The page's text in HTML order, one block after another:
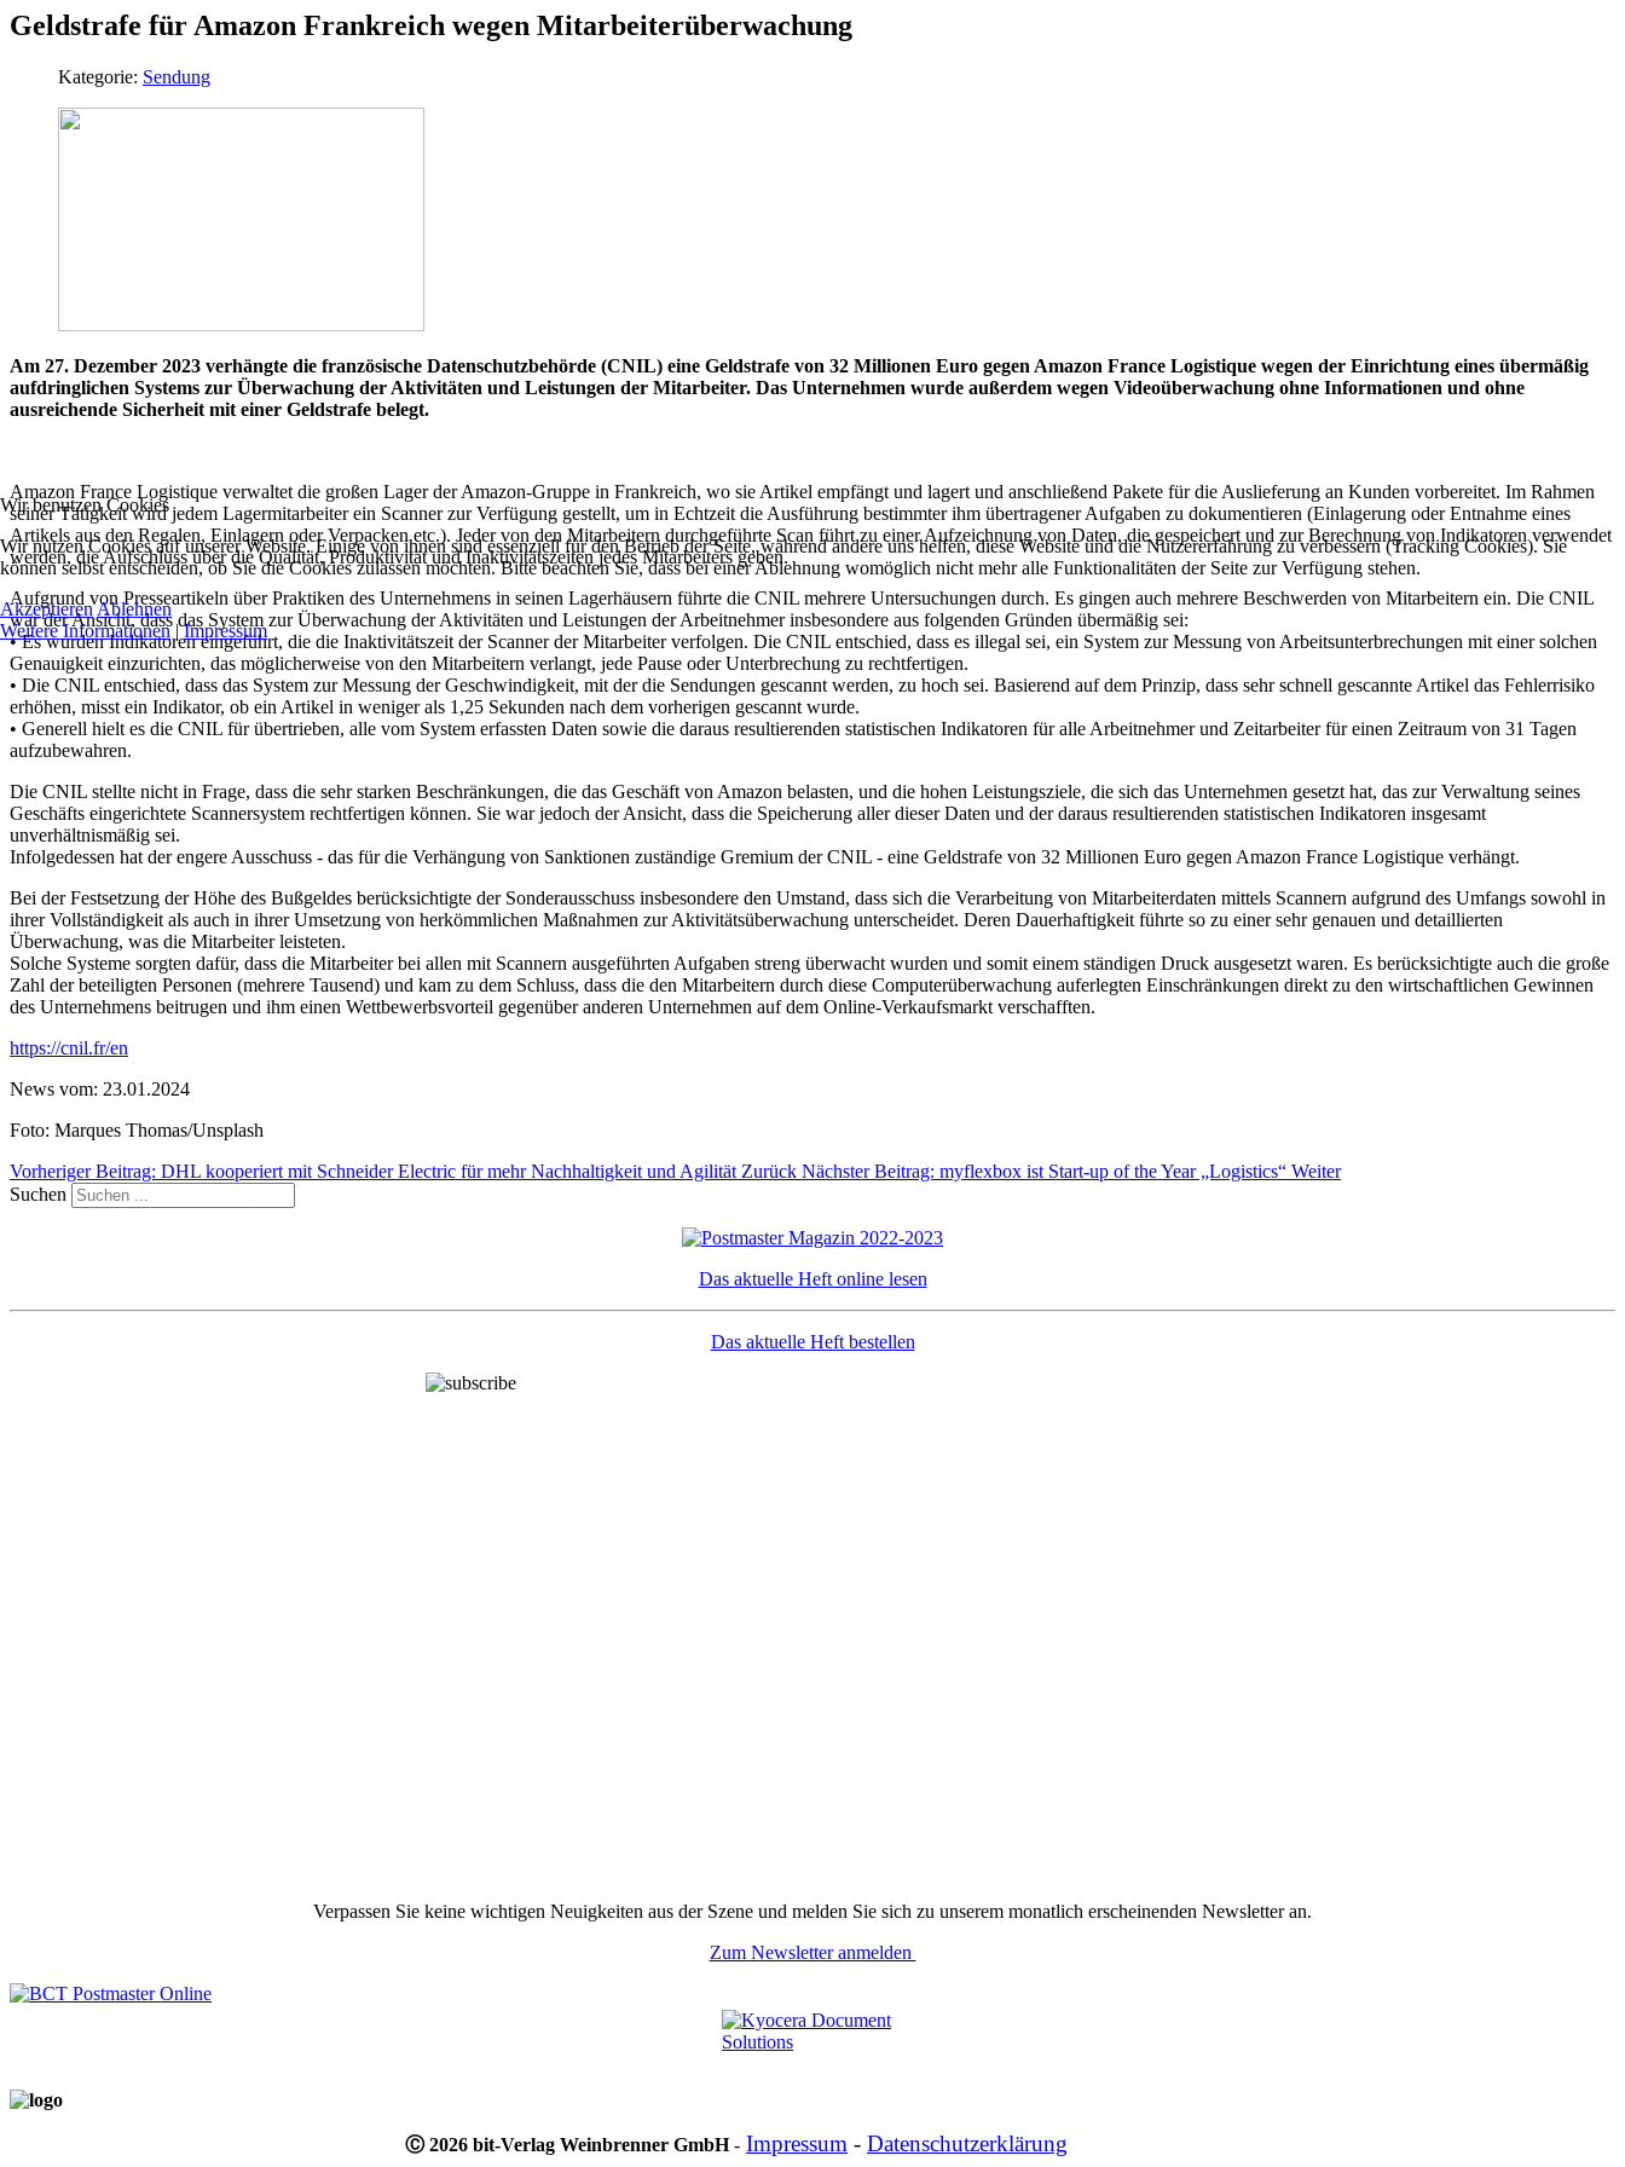
Geldstrafe für Amazon Frankreich wegen Mitarbeiterüberwachung
Kategorie: Sendung
Am 27. Dezember 2023 verhängte die französische Datenschutzbehörde (CNIL) eine Geldstrafe von 32 Millionen Euro gegen Amazon France Logistique wegen der Einrichtung eines übermäßig
aufdringlichen Systems zur Überwachung der Aktivitäten und Leistungen der Mitarbeiter. Das Unternehmen wurde außerdem wegen Videoüberwachung ohne Informationen und ohne
ausreichende Sicherheit mit einer Geldstrafe belegt.
Amazon France Logistique verwaltet die großen Lager der Amazon-Gruppe in Frankreich, wo sie Artikel empfängt und lagert und anschließend Pakete für die Auslieferung an Kunden vorbereitet. Im Rahmen
seiner Tätigkeit wird jedem Lagermitarbeiter ein Scanner zur Verfügung gestellt, um in Echtzeit die Ausführung bestimmter ihm übertragener Aufgaben zu dokumentieren (Einlagerung oder Entnahme eines
Artikels aus den Regalen, Einlagern oder Verpacken etc.). Jeder von den Mitarbeitern durchgeführte Scan führt zu einer Aufzeichnung von Daten, die gespeichert und zur Berechnung von Indikatoren verwendet
werden, die Aufschluss über die Qualität, Produktivität und Inaktivitätszeiten jedes Mitarbeiters geben.
Aufgrund von Presseartikeln über Praktiken des Unternehmens in seinen Lagerhäusern führte die CNIL mehrere Untersuchungen durch. Es gingen auch mehrere Beschwerden von Mitarbeitern ein. Die CNIL
war der Ansicht, dass das System zur Überwachung der Aktivitäten und Leistungen der Arbeitnehmer insbesondere aus folgenden Gründen übermäßig sei:
• Es wurden Indikatoren eingeführt, die die Inaktivitätszeit der Scanner der Mitarbeiter verfolgen. Die CNIL entschied, dass es illegal sei, ein System zur Messung von Arbeitsunterbrechungen mit einer solchen
Genauigkeit einzurichten, das möglicherweise von den Mitarbeitern verlangt, jede Pause oder Unterbrechung zu rechtfertigen.
• Die CNIL entschied, dass das System zur Messung der Geschwindigkeit, mit der die Sendungen gescannt werden, zu hoch sei. Basierend auf dem Prinzip, dass sehr schnell gescannte Artikel das Fehlerrisiko
erhöhen, misst ein Indikator, ob ein Artikel in weniger als 1,25 Sekunden nach dem vorherigen gescannt wurde.
• Generell hielt es die CNIL für übertrieben, alle vom System erfassten Daten sowie die daraus resultierenden statistischen Indikatoren für alle Arbeitnehmer und Zeitarbeiter für einen Zeitraum von 31 Tagen
aufzubewahren.
Die CNIL stellte nicht in Frage, dass die sehr starken Beschränkungen, die das Geschäft von Amazon belasten, und die hohen Leistungsziele, die sich das Unternehmen gesetzt hat, das zur Verwaltung seines
Geschäfts eingerichtete Scannersystem rechtfertigen können. Sie war jedoch der Ansicht, dass die Speicherung aller dieser Daten und der daraus resultierenden statistischen Indikatoren insgesamt
unverhältnismäßig sei.
Infolgedessen hat der engere Ausschuss - das für die Verhängung von Sanktionen zuständige Gremium der CNIL - eine Geldstrafe von 32 Millionen Euro gegen Amazon France Logistique verhängt.
Bei der Festsetzung der Höhe des Bußgeldes berücksichtigte der Sonderausschuss insbesondere den Umstand, dass sich die Verarbeitung von Mitarbeiterdaten mittels Scannern aufgrund des Umfangs sowohl in
ihrer Vollständigkeit als auch in ihrer Umsetzung von herkömmlichen Maßnahmen zur Aktivitätsüberwachung unterscheidet. Deren Dauerhaftigkeit führte so zu einer sehr genauen und detaillierten
Überwachung, was die Mitarbeiter leisteten.
Solche Systeme sorgten dafür, dass die Mitarbeiter bei allen mit Scannern ausgeführten Aufgaben streng überwacht wurden und somit einem ständigen Druck ausgesetzt waren. Es berücksichtigte auch die große
Zahl der beteiligten Personen (mehrere Tausend) und kam zu dem Schluss, dass die den Mitarbeitern durch diese Computerüberwachung auferlegten Einschränkungen direkt zu den wirtschaftlichen Gewinnen
des Unternehmens beitrugen und ihm einen Wettbewerbsvorteil gegenüber anderen Unternehmen auf dem Online-Verkaufsmarkt verschafften.
https://cnil.fr/en
News vom: 23.01.2024
Foto: Marques Thomas/Unsplash
Vorheriger Beitrag: DHL kooperiert mit Schneider Electric für mehr Nachhaltigkeit und Agilität Zurück Nächster Beitrag: myflexbox ist Start-up of the Year „Logistics“ Weiter
Suchen
Das aktuelle Heft online lesen
Das aktuelle Heft bestellen
Verpassen Sie keine wichtigen Neuigkeiten aus der Szene und melden Sie sich zu unserem monatlich erscheinenden Newsletter an.
Zum Newsletter anmelden
Ⓒ 2026 bit-Verlag Weinbrenner GmbH- Impressum - Datenschutzerklärung
Wir benutzen Cookies
Wir nutzen Cookies auf unserer Website. Einige von ihnen sind essenziell für den Betrieb der Seite, während andere uns helfen, diese Website und die Nutzererfahrung zu verbessern (Tracking Cookies). Sie
können selbst entscheiden, ob Sie die Cookies zulassen möchten. Bitte beachten Sie, dass bei einer Ablehnung womöglich nicht mehr alle Funktionalitäten der Seite zur Verfügung stehen.
Akzeptieren Ablehnen
Weitere Informationen|Impressum